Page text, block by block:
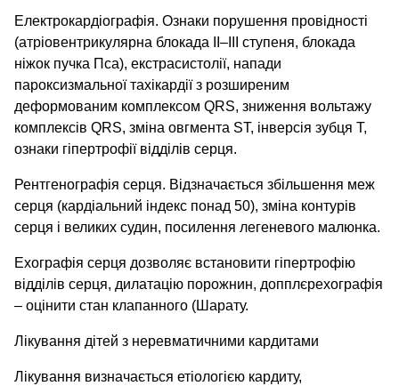
Електрокардіографія. Ознаки порушення провідності
(атріовентрикулярна блокада II–III ступеня, блокада
ніжок пучка Пса), екстрасистолії, напади
пароксизмальної тахікардії з розширеним
деформованим комплексом QRS, зниження вольтажу
комплексів QRS, зміна овгмента ST, інверсія зубця Т,
ознаки гіпертрофії відділів серця.
Рентгенографія серця. Відзначається збільшення меж
серця (кардіальний індекс понад 50), зміна контурів
серця і великих судин, посилення легеневого малюнка.
Ехографія серця дозволяє встановити гіпертрофію
відділів серця, дилатацію порожнин, допплєрехографія
– оцінити стан клапанного (Шарату.
Лікування дітей з неревматичними кардитами
Лікування визначається етіологією кардиту,